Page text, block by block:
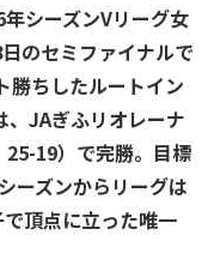
シーズンVリーグ女
のセミファイナルで
勝ちしたルートイン
、JAぎふリオレーナ
19）で完勝。目標
ーズンからリーグは
頂点に立った唯一